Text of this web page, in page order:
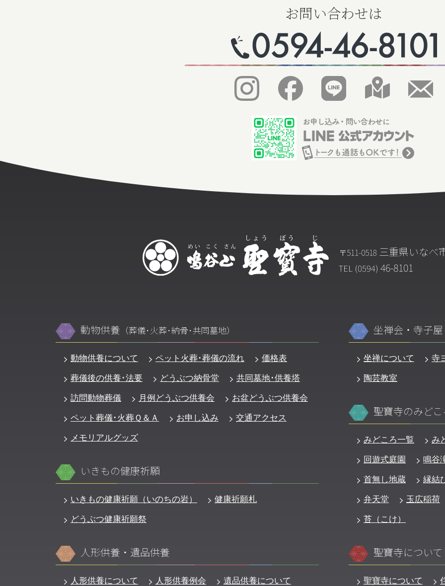
お問い合わせは
〒511-0518 三重県いなべ
TEL (0594) 46-8101
動物供養 （葬儀･火葬･納骨･共同墓地）
動物供養について ペット火葬･葬儀の流れ
価格表
葬儀後の供養･法要
どうぶつ納骨堂
共同墓地･供養塔
訪問動物葬儀
月例どうぶつ供養会
お盆どうぶつ供養会
ペット葬儀･火葬Ｑ＆Ａ
お申し込み
交通アクセス
メモリアルグッズ
いきもの健康祈願
いきもの健康祈願（いのちの岩）
健康祈願札
どうぶつ健康祈願祭
人形供養・遺品供養
人形供養について 人形供養例会 遺品供養について
坐禅会・寺子屋
坐禅について
寺
陶芸教室
聖寶寺のみど
みどころ一覧
み
回遊式庭園
鳴谷
首無し地蔵
縁結
弁天堂
玉広稲荷
苔（こけ）
聖寶寺について
聖寶寺について